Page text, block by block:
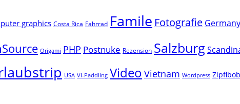
graphics Costa Rica Fahrrad Famile Fotografie Germany
Origami PHP Postnuke Rezension Salzburg
USA VI-Paddling Video Vietnam Wordpress Zipflbob